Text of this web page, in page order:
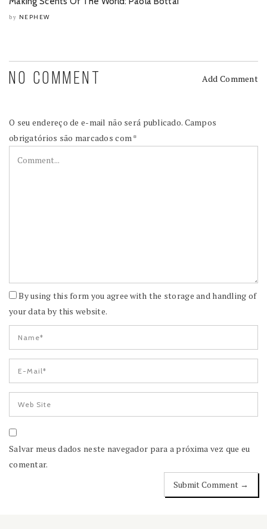
by NEPHEW
NO COMMENT Add Comment
O seu endereço de e-mail não será publicado. Campos
obrigatórios são marcados com*
By using this form you agree with the storage and handling of
your data by this website.
Salvar meus dados neste navegador para a próxima vez que eu
comentar.